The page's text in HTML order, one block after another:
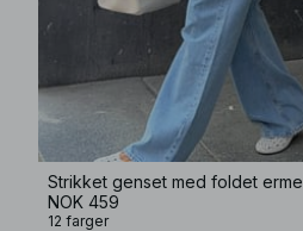
Strikket genset med foldet erme
NOK 459
12 farger